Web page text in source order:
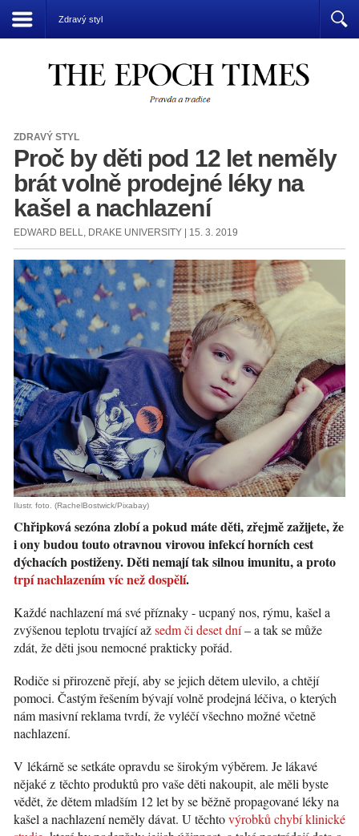
Zdravý styl
ZDRAVÝ STYL
Proč by děti pod 12 let neměly
brát volně prodejné léky na
kašel a nachlazení
EDWARD BELL, DRAKE UNIVERSITY | 15. 3. 2019
Ilustr. foto. (RachelBostwick/Pixabay)
Chřipková sezóna zlobí a pokud máte děti, zřejmě zažijete, že
i ony budou touto otravnou virovou infekcí horních cest
dýchacích postiženy. Děti nemají tak silnou imunitu, a proto
trpí nachlazením víc než dospělí.
Každé nachlazení má své příznaky - ucpaný nos, rýmu, kašel a
zvýšenou teplotu trvající ažsedm či deset dní– a tak se může
zdát, že děti jsou nemocné prakticky pořád.
Rodiče si přirozeně přejí, aby se jejich dětem ulevilo, a chtějí
pomoci. Častým řešením bývají volně prodejná léčiva, o kterých
nám masivní reklama tvrdí, že vyléčí všechno možné včetně
nachlazení.
V lékárně se setkáte opravdu se širokým výběrem. Je lákavé
nějaké z těchto produktů pro vaše děti nakoupit, ale měli byste
vědět, že dětem mladším 12 let by se běžně propagované léky na
kašel a nachlazení neměly dávat. U těchtovýrobků chybí klinické